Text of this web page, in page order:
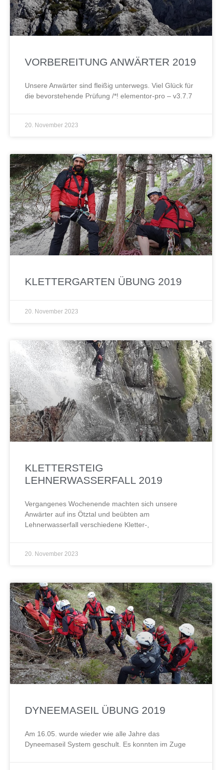
VORBEREITUNG ANWÄRTER 2019
Unsere Anwärter sind fleißig unterwegs. Viel Glück für
die bevorstehende Prüfung /*! elementor-pro – v3.7.7
20. November 2023
KLETTERGARTEN ÜBUNG 2019
20. November 2023
KLETTERSTEIG
LEHNERWASSERFALL 2019
Vergangenes Wochenende machten sich unsere
Anwärter auf ins Ötztal und beübten am
Lehnerwasserfall verschiedene Kletter-,
20. November 2023
DYNEEMASEIL ÜBUNG 2019
Am 16.05. wurde wieder wie alle Jahre das
Dyneemaseil System geschult. Es konnten im Zuge